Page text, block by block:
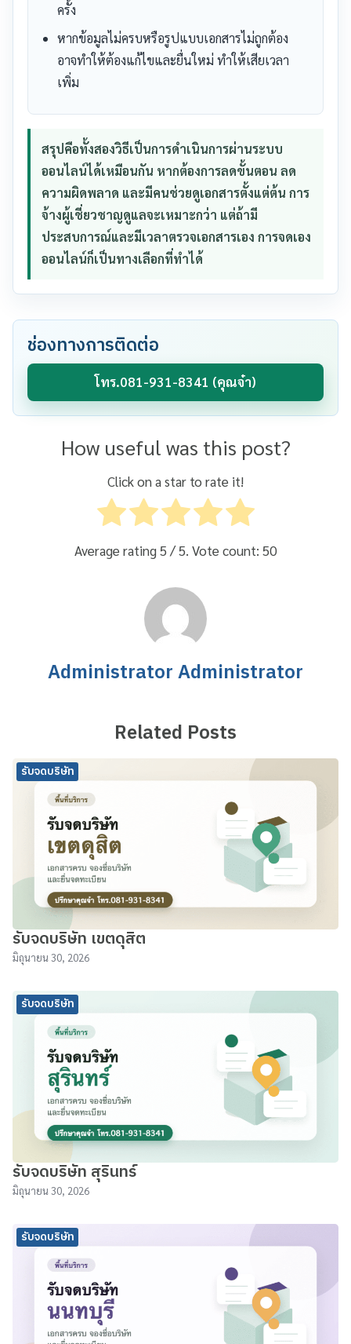
ครั้ง
หากข้อมูลไม่ครบหรือรูปแบบเอกสารไม่ถูกต้อง
อาจทำให้ต้องแก้ไขและยื่นใหม่ ทำให้เสียเวลา
เพิ่ม
สรุปคือทั้งสองวิธีเป็นการดำเนินการผ่านระบบ
ออนไลน์ได้เหมือนกัน หากต้องการลดขั้นตอน ลด
ความผิดพลาด และมีคนช่วยดูเอกสารตั้งแต่ต้น การ
จ้างผู้เชี่ยวชาญดูแลจะเหมาะกว่า แต่ถ้ามี
ประสบการณ์และมีเวลาตรวจเอกสารเอง การจดเอง
ออนไลน์ก็เป็นทางเลือกที่ทำได้
ช่องทางการติดต่อ
โทร.081-931-8341 (คุณจ๋า)
How useful was this post?
Click on a star to rate it!
Average rating5 / 5. Vote count: 50
Administrator Administrator
Related Posts
รับจดบริษัท
รับจดบริษัท เขตดุสิต
มิถุนายน 30, 2026
รับจดบริษัท
รับจดบริษัท สุรินทร์
มิถุนายน 30, 2026
รับจดบริษัท